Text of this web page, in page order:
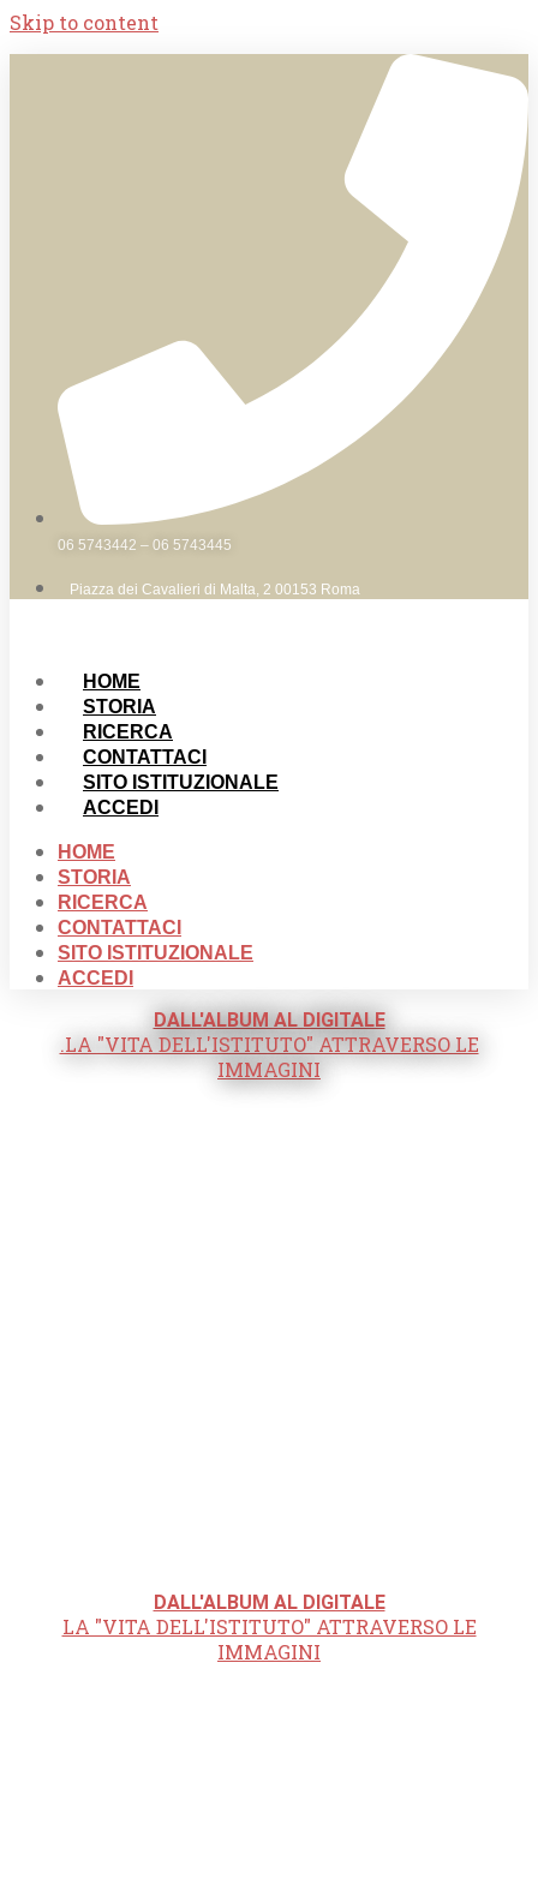
Skip to content
06 5743442 – 06 5743445
Piazza dei Cavalieri di Malta, 2 00153 Roma
HOME
STORIA
RICERCA
CONTATTACI
SITO ISTITUZIONALE
ACCEDI
HOME
STORIA
RICERCA
CONTATTACI
SITO ISTITUZIONALE
ACCEDI
DALL'ALBUM AL DIGITALE
.LA "VITA DELL'ISTITUTO" ATTRAVERSO LE
IMMAGINI
DALL'ALBUM AL DIGITALE
LA "VITA DELL'ISTITUTO" ATTRAVERSO LE
IMMAGINI